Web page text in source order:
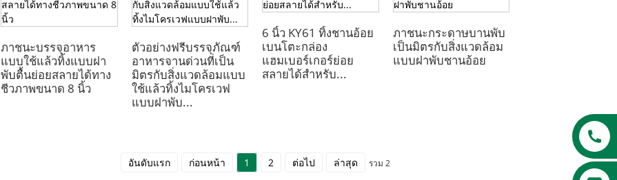
ภาชนะบรรจุอาหาร
แบบใช้แล้วทิ้งแบบฝา
พับตื้นย่อยสลายได้ทาง
ชีวภาพขนาด 8 นิ้ว
ตัวอย่างฟรีบรรจุภัณฑ์
อาหารจานด่วนที่เป็น
มิตรกับสิ่งแวดล้อมแบบ
ใช้แล้วทิ้งไมโครเวฟ
แบบฝาพับ...
6 นิ้ว KY61 ทิ้งชานอ้อย
เบนโตะกล่อง
แฮมเบอร์เกอร์ย่อย
สลายได้สำหรับ...
ภาชนะกระดาษบานพับ
เป็นมิตรกับสิ่งแวดล้อม
แบบฝาพับชานอ้อย
อันดับแรก ก่อนหน้า 1 2 ต่อไป ล่าสุด รวม 2